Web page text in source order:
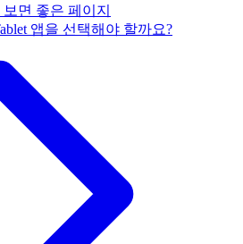
면 좋은 페이지
앱을 선택해야 할까요?